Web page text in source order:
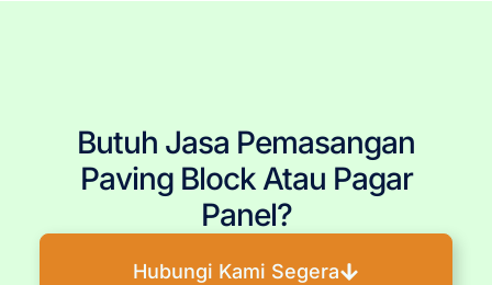
Butuh Jasa Pemasangan
Paving Block Atau Pagar
Panel?
Hubungi Kami Segera